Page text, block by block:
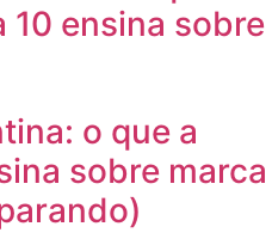
10 ensina sobre
o que a
sobre marca